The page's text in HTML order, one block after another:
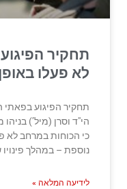
תחקיר
לא פעלו
תחקיר הפיגוע בפאתי
הי"ד וסרן (מיל’)
כי הכוחות במרחב לא
נוספת – במהלך
לידיעה המלאה »